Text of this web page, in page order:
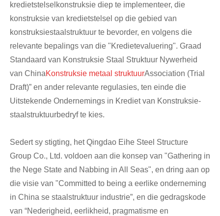
kredietstelselkonstruksie diep te implementeer, die
konstruksie van kredietstelsel op die gebied van
konstruksiestaalstruktuur te bevorder, en volgens die
relevante bepalings van die "Kredietevaluering". Graad
Standaard van Konstruksie Staal Struktuur Nywerheid
van ChinaKonstruksie metaal struktuurAssociation (Trial
Draft)” en ander relevante regulasies, ten einde die
Uitstekende Ondernemings in Krediet van Konstruksie-
staalstruktuurbedryf te kies.
Sedert sy stigting, het Qingdao Eihe Steel Structure
Group Co., Ltd. voldoen aan die konsep van "Gathering in
the Nege State and Nabbing in All Seas", en dring aan op
die visie van "Committed to being a eerlike onderneming
in China se staalstruktuur industrie”, en die gedragskode
van “Nederigheid, eerlikheid, pragmatisme en